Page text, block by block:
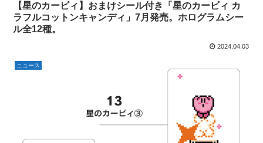
【星のカービィ】おまけシール付き「星のカービィ カ
ラフルコットンキャンディ」7月発売。ホログラムシー
ル全12種。
2024.04.03
ニュース